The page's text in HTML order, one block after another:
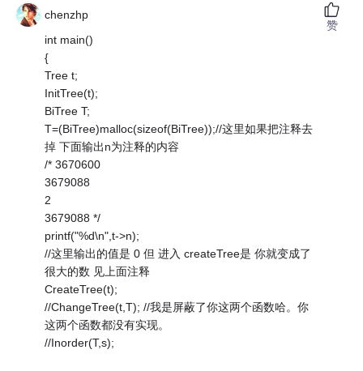
chenzhp
int main()
{
Tree t;
InitTree(t);
BiTree T;
T=(BiTree)malloc(sizeof(BiTree));//这里如果把注释去
掉 下面输出n为注释的内容
/* 3670600
3679088
2
3679088 */
printf("%d\n",t->n);
//这里输出的值是 0 但 进入 createTree是 你就变成了
很大的数 见上面注释
CreateTree(t);
//ChangeTree(t,T); //我是屏蔽了你这两个函数哈。你
这两个函数都没有实现。
//Inorder(T,s);
赞